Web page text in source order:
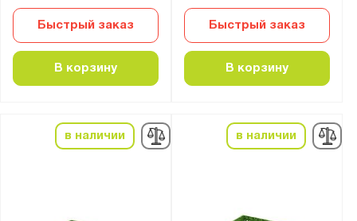
Быстрый заказ
В корзину
Быстрый заказ
В корзину
в наличии в наличии